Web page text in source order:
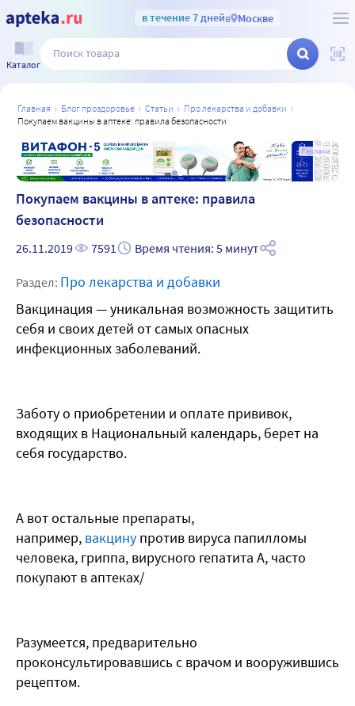
в течение 7 днейв Москве
Каталог
главная блог проздоровье статьи
про лекарства и добавки
покупаем вакцины в аптеке: правила безопасности
Реклама
Покупаем вакцины в аптеке: правила
безопасности
26.11.2019 7591 Время чтения: 5 минут
Раздел: Про лекарства и добавки
Вакцинация — уникальная возможность защитить
себя и своих детей от самых опасных
инфекционных заболеваний.
Заботу о приобретении и оплате прививок,
входящих в Национальный календарь, берет на
себя государство.
А вот остальные препараты,
например, вакцину против вируса папилломы
человека, гриппа, вирусного гепатита А, часто
покупают в аптеках/
Разумеется, предварительно
проконсультировавшись с врачом и вооружившись
рецептом.